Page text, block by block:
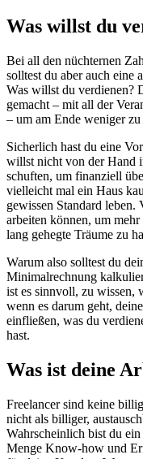
Was willst du
Bei all den nüchternen
solltest du aber auch eine
Was willst du verdienen?
gemacht – mit all der
– um am Ende weniger
Sicherlich hast du eine
willst nicht von der Hand
schuften, um finanziell
vielleicht mal ein Haus
gewissen Standard
arbeiten können, um
lang gehegte Träume zu
Warum also solltest du
Minimalrechnung
ist es sinnvoll, zu wissen,
wenn es darum geht, deine
einfließen, was du
hast.
Was ist deine
Freelancer sind keine
nicht als billiger,
Wahrscheinlich bist du
Menge Know-how und